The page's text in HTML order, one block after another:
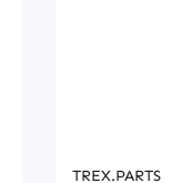
TREX.PARTS